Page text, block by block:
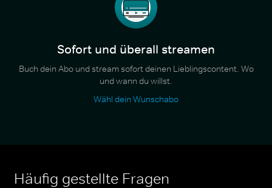
Sofort und überall streamen
Buch dein Abo und stream sofort deinen Lieblingscontent. Wo
und wann du willst.
Wähl dein Wunschabo
Häufig gestellte Fragen